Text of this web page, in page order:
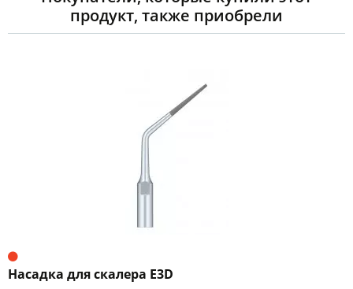
продукт, также приобрели
Насадка для скалера E3D